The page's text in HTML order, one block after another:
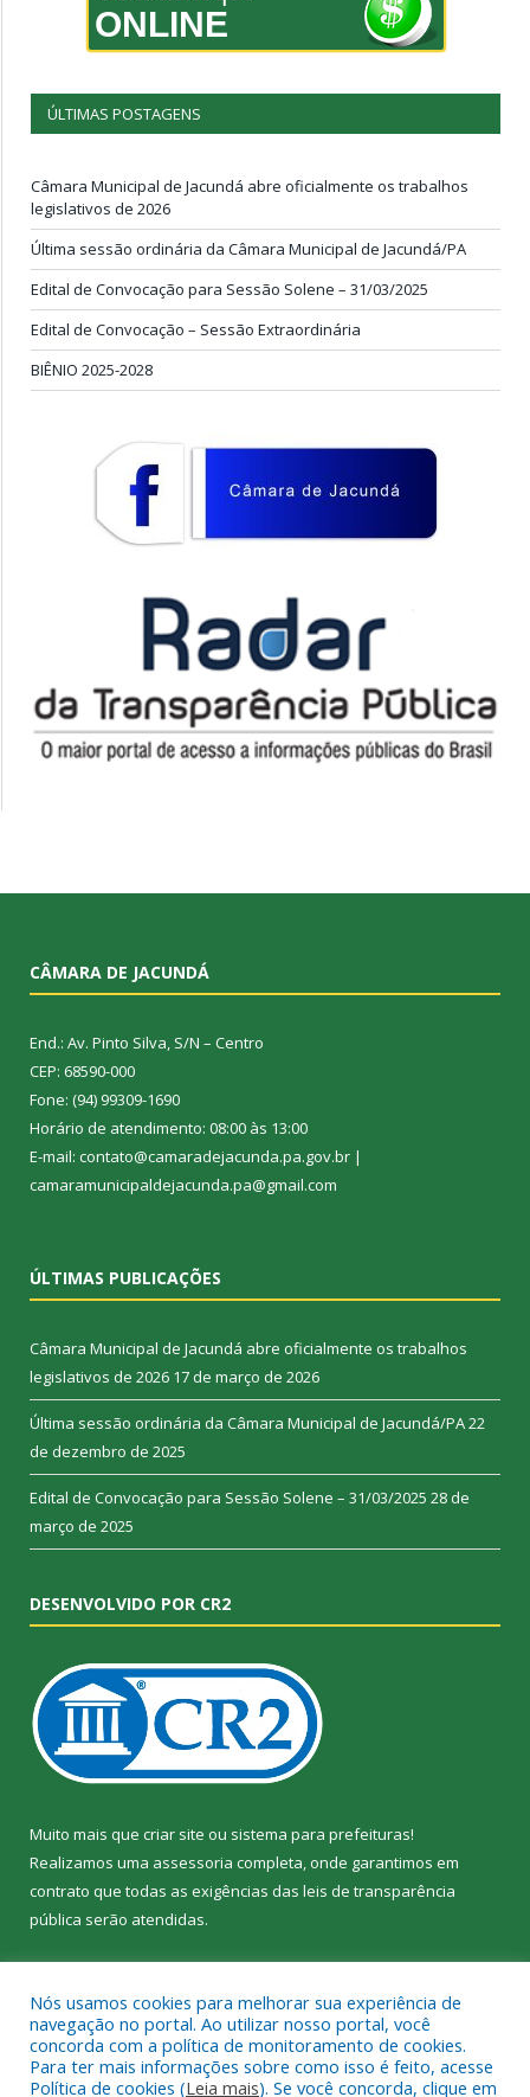
ONLINE
ÚLTIMAS POSTAGENS
Câmara Municipal de Jacundá abre oficialmente os trabalhos
legislativos de 2026
Última sessão ordinária da Câmara Municipal de Jacundá/PA
Edital de Convocação para Sessão Solene – 31/03/2025
Edital de Convocação – Sessão Extraordinária
BIÊNIO 2025-2028
CÂMARA DE JACUNDÁ
End.: Av. Pinto Silva, S/N – Centro
CEP: 68590-000
Fone: (94) 99309-1690
Horário de atendimento: 08:00 às 13:00
E-mail: contato@camaradejacunda.pa.gov.br |
camaramunicipaldejacunda.pa@gmail.com
ÚLTIMAS PUBLICAÇÕES
Câmara Municipal de Jacundá abre oficialmente os trabalhos
legislativos de 2026 17 de março de 2026
Última sessão ordinária da Câmara Municipal de Jacundá/PA22
de dezembro de 2025
Edital de Convocação para Sessão Solene – 31/03/2025 28 de
março de 2025
DESENVOLVIDO POR CR2
Muito mais que criar site ou sistema para prefeituras!
Realizamos uma assessoria completa, onde garantimos em
contrato que todas as exigências das leis de transparência
pública serão atendidas.
Nós usamos cookies para melhorar sua experiência de
navegação no portal. Ao utilizar nosso portal, você
concorda com a política de monitoramento de cookies.
Para ter mais informações sobre como isso é feito, acesse
Política de cookies (Leia mais). Se você concorda, clique em